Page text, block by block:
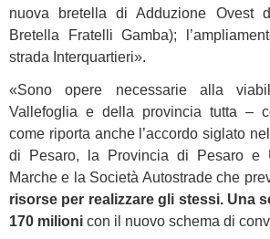
nuova bretella di Adduzione Ovest
Bretella Fratelli Gamba);
strada Interquartieri».
«Sono opere necessarie alla
Vallefoglia e della provincia tutta –
come riporta anche l’accordo siglato
di Pesaro, la Provincia di Pesaro e
Marche e la Società Autostrade che
risorse per realizzare gli stessi. Una
170 milioni con il nuovo schema di